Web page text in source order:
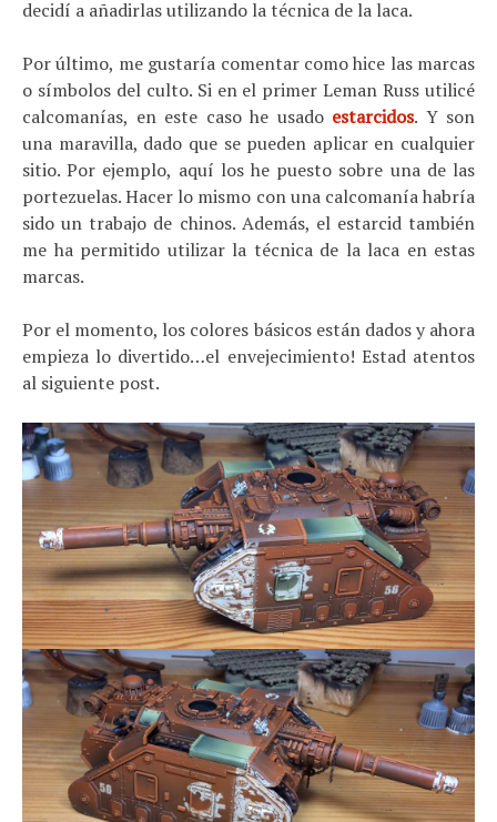
decidí a añadirlas utilizando la técnica de la laca.
Por último, me gustaría comentar como hice las marcas
o símbolos del culto. Si en el primer Leman Russ utilicé
calcomanías, en este caso he usado estarcidos. Y son
una maravilla, dado que se pueden aplicar en cualquier
sitio. Por ejemplo, aquí los he puesto sobre una de las
portezuelas. Hacer lo mismo con una calcomanía habría
sido un trabajo de chinos. Además, el estarcid también
me ha permitido utilizar la técnica de la laca en estas
marcas.
Por el momento, los colores básicos están dados y ahora
empieza lo divertido…el envejecimiento! Estad atentos
al siguiente post.